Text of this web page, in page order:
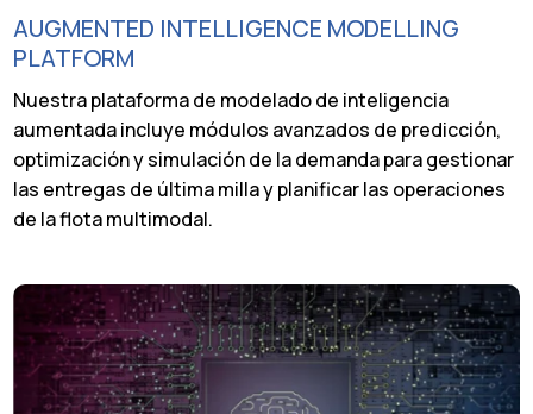
AUGMENTED INTELLIGENCE MODELLING
PLATFORM
Nuestra plataforma de modelado de inteligencia
aumentada incluye módulos avanzados de predicción,
optimización y simulación de la demanda para gestionar
las entregas de última milla y planificar las operaciones
de la flota multimodal.